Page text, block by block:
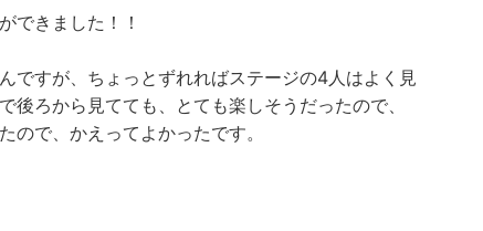
できました！！
ですが、ちょっとずれればステージの4人はよく見
後ろから見てても、とても楽しそうだったので、
ので、かえってよかったです。